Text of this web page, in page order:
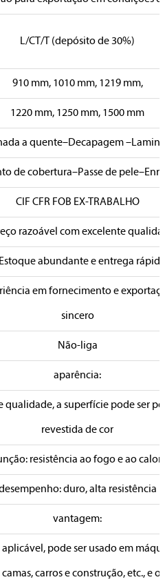
L/CT/T (depósito de 30%)
910 mm, 1010 mm, 1219 mm,
1220 mm, 1250 mm, 1500 mm
a quente–Decapagem
de cobertura–Passe de
CIF CFR FOB EX-TRABALHO
razoável com excelente
abundante e entrega rápida
em fornecimento e
sincero
Não-liga
aparência:
qualidade, a superfície pode ser
revestida de cor
resistência ao fogo e ao calor
duro, alta resistência
vantagem:
pode ser usado em
carros e construção, etc., e o